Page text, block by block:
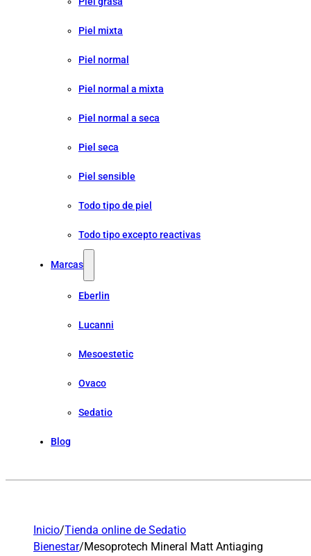
Piel mixta
Piel normal
Piel normal a mixta
Piel normal a seca
Piel seca
Piel sensible
Todo tipo de piel
Todo tipo excepto reactivas
Marcas
Eberlin
Lucanni
Mesoestetic
Ovaco
Sedatio
Blog
Inicio/Tienda online de Sedatio
Bienestar/Mesoprotech Mineral Matt Antiaging